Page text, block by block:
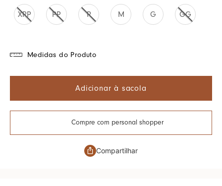
XPP PP P M G GG
Medidas do Produto
Adicionar à sacola
Compre com personal shopper
Compartilhar